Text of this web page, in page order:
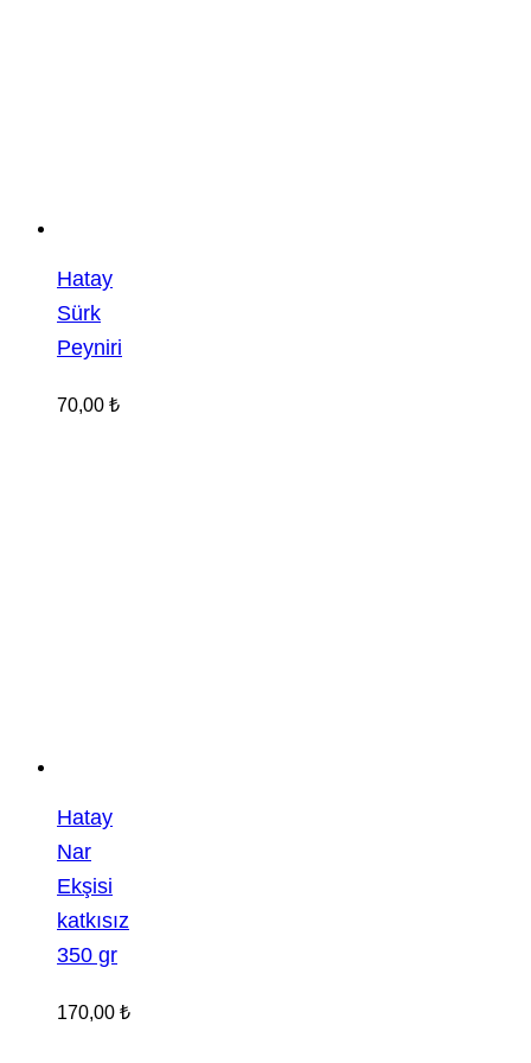
Hatay
Sürk
Peyniri
70,00 ₺
Hatay
Nar
Ekşisi
katkısız
350 gr
170,00 ₺